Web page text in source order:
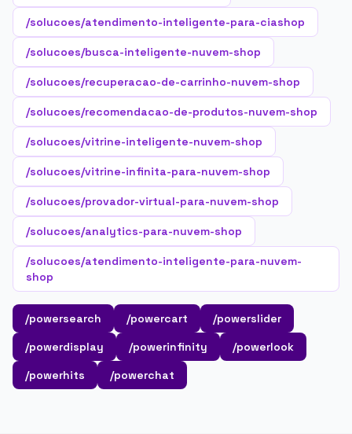
/solucoes/atendimento-inteligente-para-ciashop
/solucoes/busca-inteligente-nuvem-shop
/solucoes/recuperacao-de-carrinho-nuvem-shop
/solucoes/recomendacao-de-produtos-nuvem-shop
/solucoes/vitrine-inteligente-nuvem-shop
/solucoes/vitrine-infinita-para-nuvem-shop
/solucoes/provador-virtual-para-nuvem-shop
/solucoes/analytics-para-nuvem-shop
/solucoes/atendimento-inteligente-para-nuvem-
shop
/powersearch /powercart
/powerslider
/powerdisplay
/powerinfinity
/powerlook
/powerhits
/powerchat